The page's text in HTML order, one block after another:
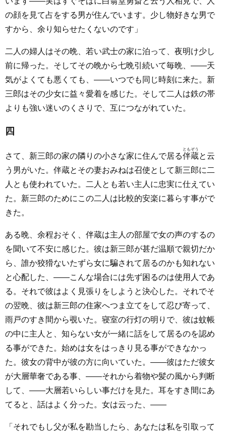
の顔を見て占をする男が住んでいます。少し物好きな男で
すから、余り知らせたくないのです」
二人の婦人はその晩、若い武士の家に泊って、夜明け少し
前に帰った。そしてその晩から七晩引続いて毎晩、――天
気がよくても悪くても、――いつでも同じ時刻に来た。新
三郎はその少女に益々愛着を感じた。そして二人は鉄の帯
よりも強い迷いのくさりで、互につながれていた。
四
さて、新三郎の家の隣りの小さな家に住んで居る伴蔵
ともぞう
と云
う男がいた。伴蔵とその妻おみねは召使として新三郎に二
人とも使われていた。二人とも若い主人に忠実に仕えてい
た。新三郎のためにこの二人は比較的安楽に暮らす事がで
きた。
ある晩、余程おそく、伴蔵は主人の部屋で女の声のするの
を聞いて不安に感じた。彼は新三郎が甚だ温順で親切だか
ら、誰か狡猾ないたずら女に騙されて居るのかも知れない
と心配した、――こんな場合には先ず困るのは使用人であ
る。それで彼はよく見張りをしようと決心した。それでそ
の翌晩、彼は新三郎の住家へつま立てをして忍び寄って、
雨戸のすき間から覗いた。寝室の行灯の明りで、彼は蚊帳
の中に主人と、知らない女が一緒に話をして居るのを認め
る事ができた。始めは女をはっきり見る事ができなかっ
た。彼女の背中が彼の方に向いていた。――彼はただ彼女
が大層華奢である事、――それから着物や髪の風から判断
して、――大層若いらしい事だけを見た。耳をすき間にあ
てると、話はよく分った。女は云った、――
「それでもし父が私を勘当したら、あなたは私を引取って